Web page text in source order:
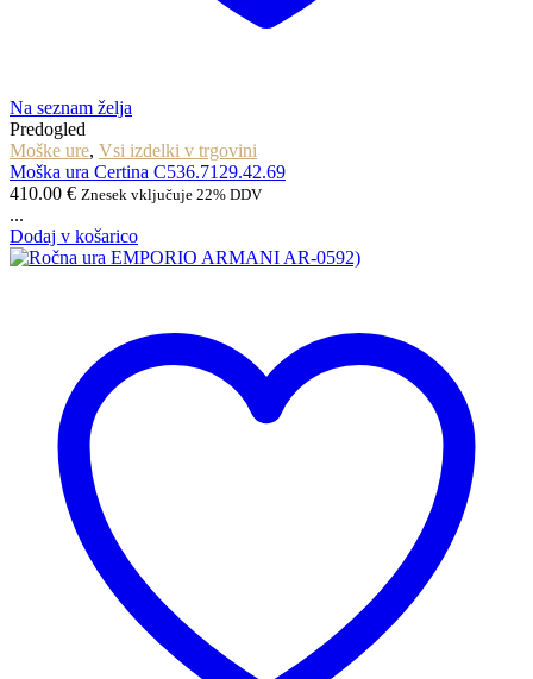
Na seznam želja
Predogled
Moške ure, Vsi izdelki v trgovini
Moška ura Certina C536.7129.42.69
410.00 € Znesek vključuje 22% DDV
...
Dodaj v košarico